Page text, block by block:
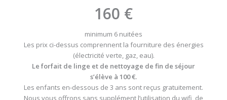
160 €
minimum 6 nuitées
Les prix ci-dessus comprennent la fourniture des énergies
(électricité verte, gaz, eau).
Le forfait de linge et de nettoyage de fin de séjour
s’élève à 100 €.
Les enfants en-dessous de 3 ans sont reçus gratuitement.
Nous vous offrons sans supplément l’utilisation du wifi, de